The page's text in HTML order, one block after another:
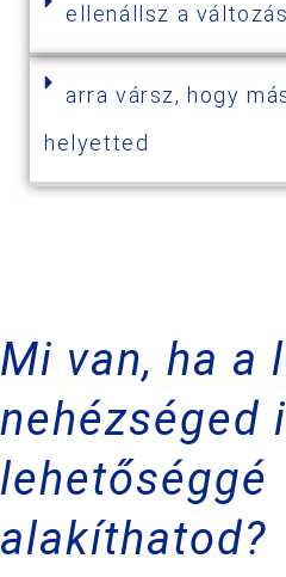
ellenállsz a
arra vársz, hogy
helyetted
Mi van, ha a
nehézséged
lehetőséggé
alakíthatod?